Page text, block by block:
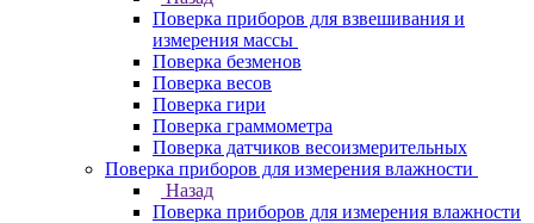
Поверка приборов для взвешивания и
измерения массы
Поверка безменов
Поверка весов
Поверка гири
Поверка граммометра
Поверка датчиков весоизмерительных
Поверка приборов для измерения влажности
Назад
Поверка приборов для измерения влажности